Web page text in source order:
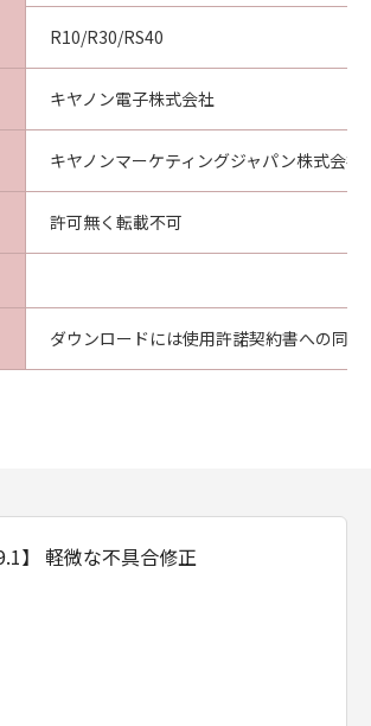
R10/R30/RS40
キヤノン電子株式会社
キヤノンマーケティングジャパン株式会社
許可無く転載不可
ダウンロードには使用許諾契約書への同意
】 軽微な不具合修正